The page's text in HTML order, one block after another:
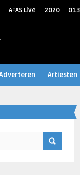
AFAS Live 2020 013
Adverteren Artiesten